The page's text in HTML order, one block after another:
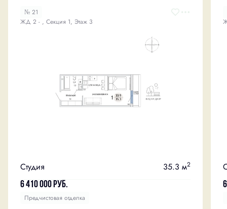
№ 21
ЖД 2 - , Секция 1, Этаж 3
Студия 35.3 м2
6 410 000руб.
Предчистовая отделка